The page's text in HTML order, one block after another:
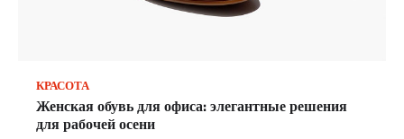
КРАСОТА
Женская обувь для офиса: элегантные решения
для рабочей осени